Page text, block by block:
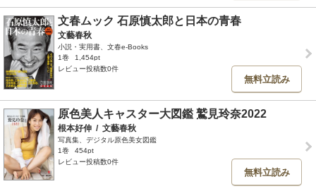
文春ムック 石原慎太郎と日本の青春
文藝春秋
小説・実用書、文春e-Books
1巻
1,454pt
レビュー投稿数0件
無料立読み
原色美人キャスター大図鑑 鷲見玲奈2022
根本好伸 / 文藝春秋
写真集、デジタル原色美女図鑑
1巻
454pt
レビュー投稿数0件
無料立読み